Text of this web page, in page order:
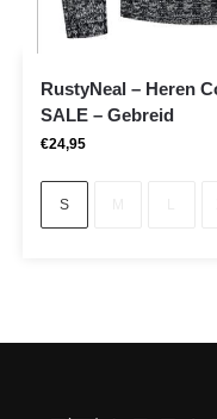
RustyNeal – Heren
SALE – Gebreid
€24,95
S